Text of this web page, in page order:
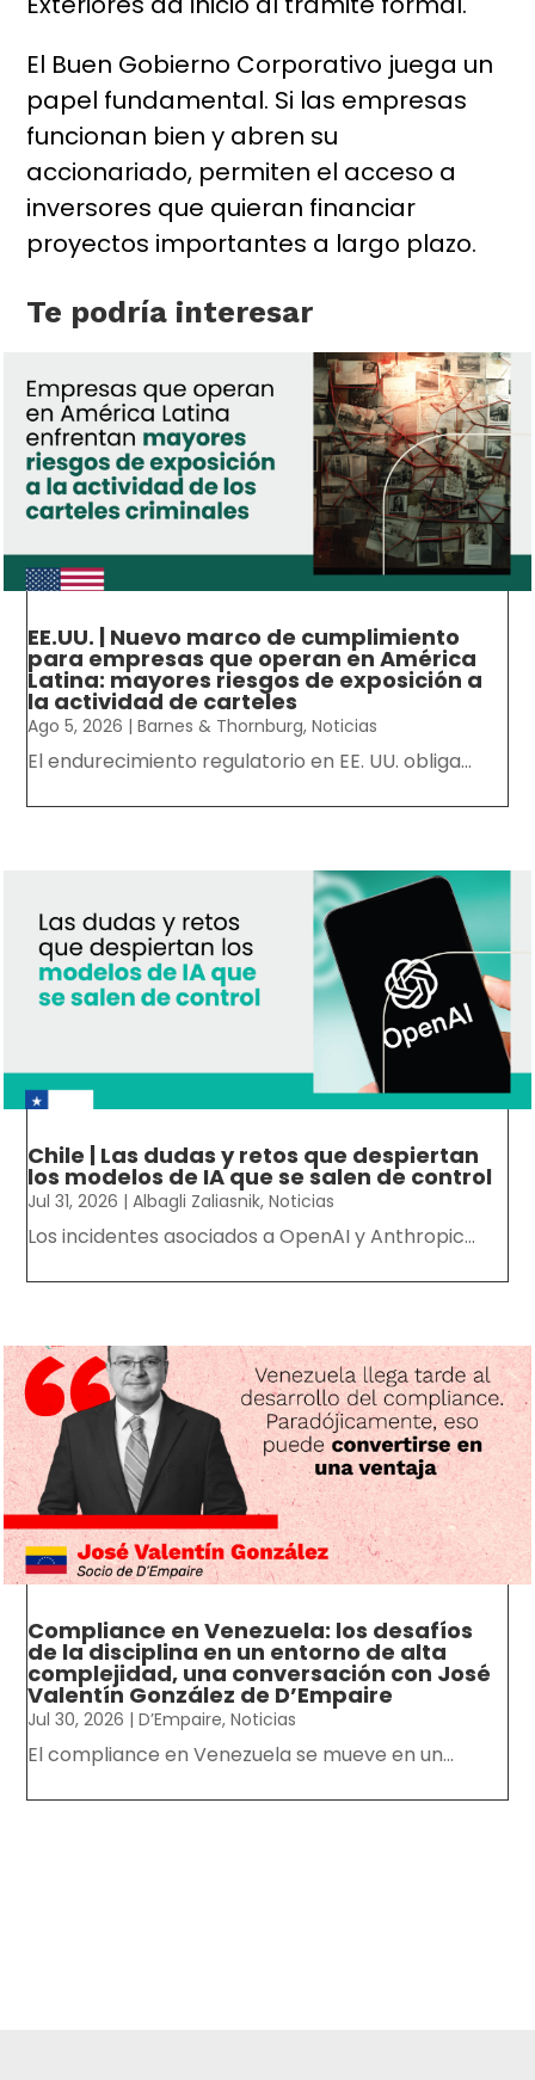
El Buen Gobierno Corporativo juega un
papel fundamental. Si las empresas
funcionan bien y abren su
accionariado, permiten el acceso a
inversores que quieran financiar
proyectos importantes a largo plazo.
Te podría interesar
EE.UU. | Nuevo marco de cumplimiento
para empresas que operan en América
Latina: mayores riesgos de exposición a
la actividad de carteles
Ago 5, 2026 |Barnes & Thornburg,Noticias
El endurecimiento regulatorio en EE. UU. obliga...
Chile | Las dudas y retos que despiertan
los modelos de IA que se salen de control
Jul 31, 2026 |Albagli Zaliasnik,Noticias
Los incidentes asociados a OpenAI y Anthropic...
Compliance en Venezuela: los desafíos
de la disciplina en un entorno de alta
complejidad, una conversación con José
Valentín González de D’Empaire
Jul 30, 2026 |D’Empaire,Noticias
El compliance en Venezuela se mueve en un...